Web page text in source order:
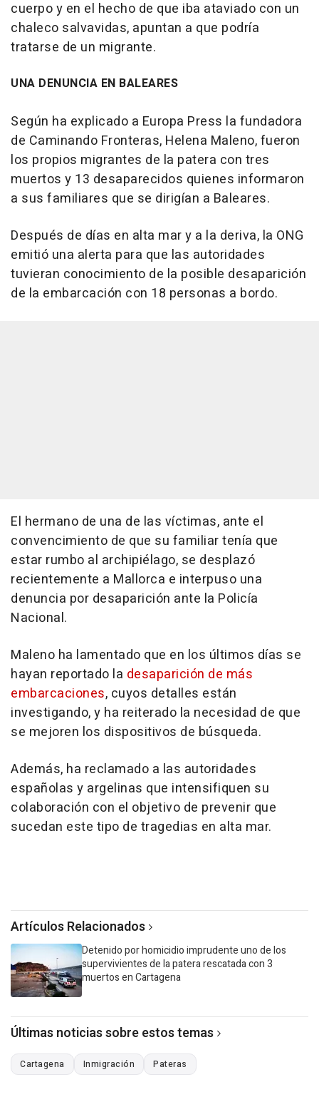
cuerpo y en el hecho de que iba ataviado con un
chaleco salvavidas, apuntan a que podría
tratarse de un migrante.
UNA DENUNCIA EN BALEARES
Según ha explicado a Europa Press la fundadora
de Caminando Fronteras, Helena Maleno, fueron
los propios migrantes de la patera con tres
muertos y 13 desaparecidos quienes informaron
a sus familiares que se dirigían a Baleares.
Después de días en alta mar y a la deriva, la ONG
emitió una alerta para que las autoridades
tuvieran conocimiento de la posible desaparición
de la embarcación con 18 personas a bordo.
El hermano de una de las víctimas, ante el
convencimiento de que su familiar tenía que
estar rumbo al archipiélago, se desplazó
recientemente a Mallorca e interpuso una
denuncia por desaparición ante la Policía
Nacional.
Maleno ha lamentado que en los últimos días se
hayan reportado la desaparición de más
embarcaciones, cuyos detalles están
investigando, y ha reiterado la necesidad de que
se mejoren los dispositivos de búsqueda.
Además, ha reclamado a las autoridades
españolas y argelinas que intensifiquen su
colaboración con el objetivo de prevenir que
sucedan este tipo de tragedias en alta mar.
Artículos Relacionados
Detenido por homicidio imprudente uno de los
supervivientes de la patera rescatada con 3
muertos en Cartagena
Últimas noticias sobre estos temas
Cartagena Inmigración Pateras